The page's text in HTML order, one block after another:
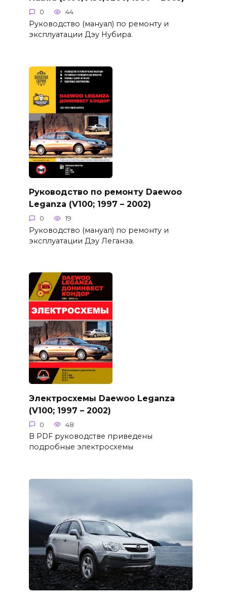
0 44
Руководство (мануал) по ремонту и
эксплуатации Дэу Нубира.
Руководство по ремонту Daewoo
Leganza (V100; 1997 – 2002)
0 19
Руководство (мануал) по ремонту и
эксплуатации Дэу Леганза.
Электросхемы Daewoo Leganza
(V100; 1997 – 2002)
0 48
В PDF руководстве приведены
подробные электросхемы